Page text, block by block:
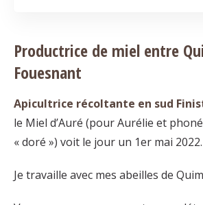
Productrice de miel entre
Fouesnant
Apicultrice récoltante en sud
le Miel d’Auré (pour Aurélie et
« doré ») voit le jour un 1er mai 2022.
Je travaille avec mes abeilles de